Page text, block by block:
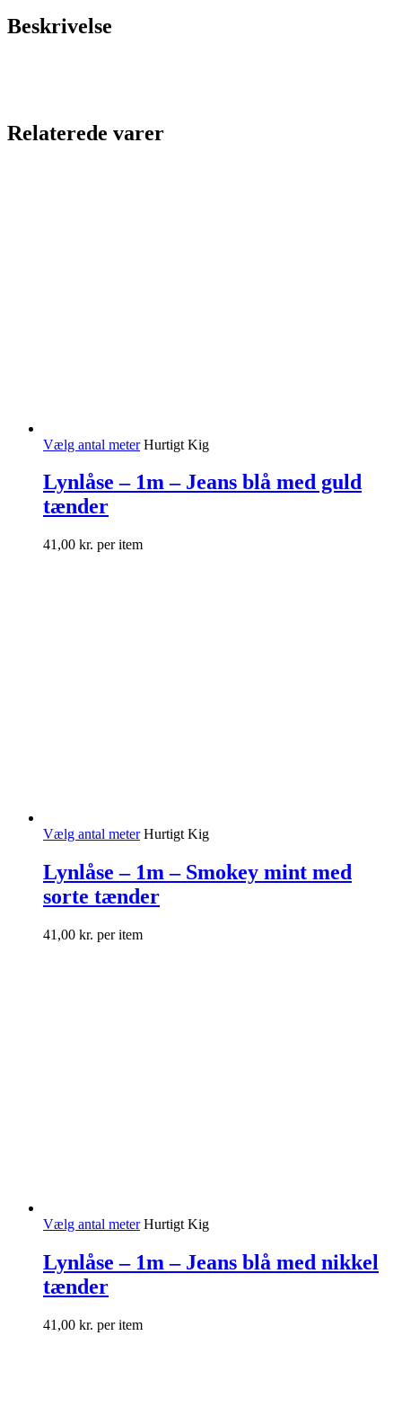
hjerter
antal
Beskrivelse
Relaterede varer
Vælg antal meter Hurtigt Kig
Lynlåse – 1m – Jeans blå med guld
tænder
41,00 kr. per item
Vælg antal meter Hurtigt Kig
Lynlåse – 1m – Smokey mint med
sorte tænder
41,00 kr. per item
Vælg antal meter Hurtigt Kig
Lynlåse – 1m – Jeans blå med nikkel
tænder
41,00 kr. per item